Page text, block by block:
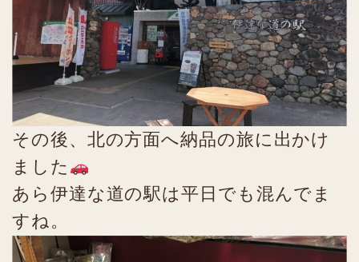
その後、北の方面へ納品の旅に出かけ
ました
あら伊達な道の駅は平日でも混んでま
すね。